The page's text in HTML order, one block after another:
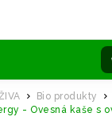
/ Bio produkty
/
- Ovesná kaše s